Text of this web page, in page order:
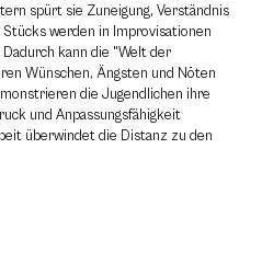
spürt sie Zuneigung, Verständnis
Stücks werden in Improvisationen
kann die "Welt der
Wünschen, Ängsten und Nöten
die Jugendlichen ihre
und Anpassungsfähigkeit
überwindet die Distanz zu den